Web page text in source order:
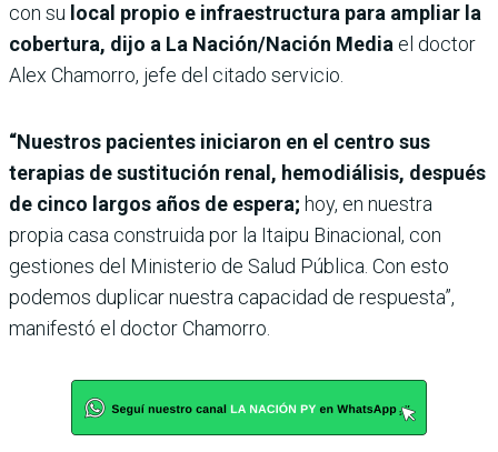
con su local propio e infraestructura para ampliar la
cobertura, dijo a La Nación/Nación Media el doctor
Alex Chamorro, jefe del citado servicio.
“Nuestros pacientes iniciaron en el centro sus
terapias de sustitución renal, hemodiálisis, después
de cinco largos años de espera; hoy, en nuestra
propia casa construida por la Itaipu Binacional, con
gestiones del Ministerio de Salud Pública. Con esto
podemos duplicar nuestra capacidad de respuesta”,
manifestó el doctor Chamorro.